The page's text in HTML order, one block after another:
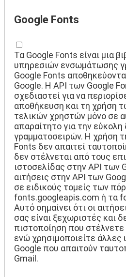
Google Fonts
Τα Google Fonts είναι μια
υπηρεσιών ενσωμάτωσης
Google Fonts
Google. Η API των Google
σχεδιαστεί για να
αποθήκευση και τη χρήση
τελικών χρηστών μόνο σε
απαραίτητο για την εύκολη
γραμματοσειρών. Η χρήση
Fonts δεν απαιτεί
δεν στέλνεται από τους
ιστοσελίδας στην API των
αιτήσεις στην API των
σε ειδικούς τομείς των
fonts.googleapis.com ή τα
Αυτό σημαίνει ότι οι
σας είναι ξεχωριστές και
πιστοποίηση που
ενώ χρησιμοποιείτε άλλες
Google που απαιτούν
Gmail.